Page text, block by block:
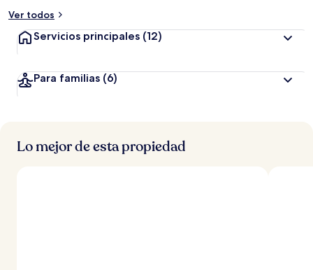
Ver todos
Servicios principales (12)
Para familias (6)
Lo mejor de esta propiedad